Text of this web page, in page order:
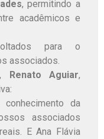
, permitindo a
acadêmicos e
para o
associados.
Renato Aguiar,
da
associados
E Ana Flávia